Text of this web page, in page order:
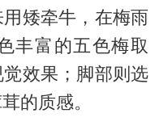
矮牵牛，在梅雨
丰富的五色梅取
效果；脚部则选
的质感。